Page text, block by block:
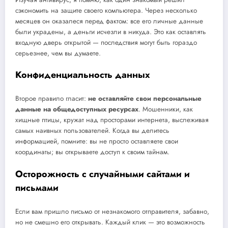
сэкономить на защите своего компьютера. Через несколько
месяцев он оказалeся перед фактом: все его личные данные
были украдены, а деньги исчезли в никуда. Это как оставлять
входную дверь открытой — последствия могут быть гораздо
серьезнее, чем вы думаете.
Конфиденциальность данных
Второе правило гласит: не оставляйте свои персональные
данные на общедоступных ресурсах. Мошенники, как
хищные птицы, кружат над просторами интернета, выслеживая
самых наивных пользователей. Когда вы делитесь
информацией, помните: вы не просто оставляете свои
координаты; вы открываете доступ к своим тайнам.
Осторожность с случайными сайтами и
письмами
Если вам пришло письмо от незнакомого отправителя, забавно,
но не смешно его открывать. Каждый клик — это возможность